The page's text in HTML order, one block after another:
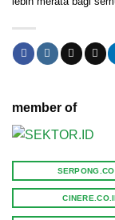
member of